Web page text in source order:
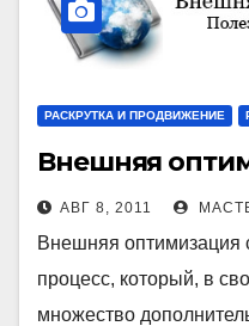
РАСКРУТКА И ПРОДВИЖЕНИЕ
Внешняя
АВГ 8, 2011
Внешняя оптимизация
процесс, который, в
множество